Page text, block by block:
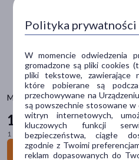
Medispirant, antyperspirant,
16 29 zł
1 szt. = 0,81 zł
Do
na skórę(11)
Postać
roll-on(4)
żel(3)
chusteczki(2)
Polityka
W momencie odwiedzenia
gromadzone są pliki cookies
pliki tekstowe, zawierające
które pobierane są
przechowywane na
są powszechnie stosowane w
witryn internetowych,
kluczowych funkcji
bezpieczeństwa, ciągłe
zgodnie z Twoimi
reklam dopasowanych do